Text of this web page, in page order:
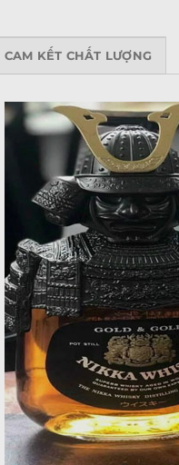
CAM KẾT CHẤT LƯỢNG